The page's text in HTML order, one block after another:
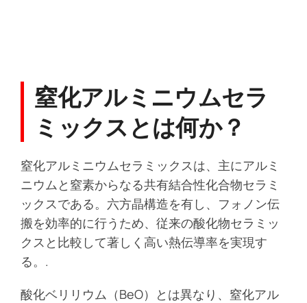
窒化アルミニウムセラ
ミックスとは何か？
窒化アルミニウムセラミックスは、主にアルミ
ニウムと窒素からなる共有結合性化合物セラミ
ックスである。六方晶構造を有し、フォノン伝
搬を効率的に行うため、従来の酸化物セラミッ
クスと比較して著しく高い熱伝導率を実現す
る。.
酸化ベリリウム（BeO）とは異なり、窒化アル